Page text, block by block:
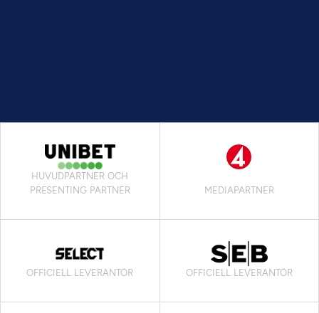
HUVUDPARTNER OCH
PRESENTING PARTNER
MEDIAPARTNER
OFFICIELL LEVERANTÖR OFFICIELL LEVERANTÖR